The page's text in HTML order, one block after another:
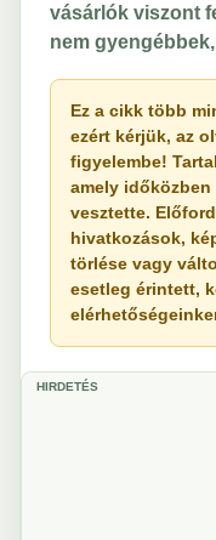
vásárlók viszont
nem
Ez a cikk több
ezért kérjük, az
figyelembe!
amely
vesztette.
hivatkozások,
törlése vagy
esetleg érintett,
HIRDETÉS